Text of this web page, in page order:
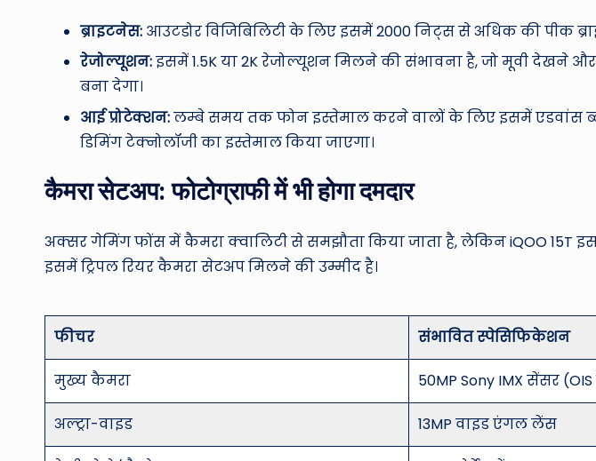
ब्राइटनेस: आउटडोर विजिबिलिटी के लिए इसमें 2000 निट्स से अधिक की पीक
रेजोल्यूशन:इसमें 1.5K या 2K रेजोल्यूशन मिलने की संभावना है, जो मूवी देखने
बना देगा।
आई प्रोटेक्शन:लम्बे समय तक फोन इस्तेमाल करने वालों के लिए इसमें एडवांस
डिमिंग टेक्नोलॉजी का इस्तेमाल किया जाएगा।
कैमरा सेटअप: फोटोग्राफी में भी होगा दमदार
अक्सर गेमिंग फोंस में कैमरा क्वालिटी से समझौता किया जाता है, लेकिन iQOO 15T
इसमें ट्रिपल रियर कैमरा सेटअप मिलने की उम्मीद है।
फीचर संभावित स्पेसिफिकेशन
मुख्य कैमरा 50MP Sony IMX सेंसर
अल्ट्रा-वाइड 13MP वाइड एंगल लेंस